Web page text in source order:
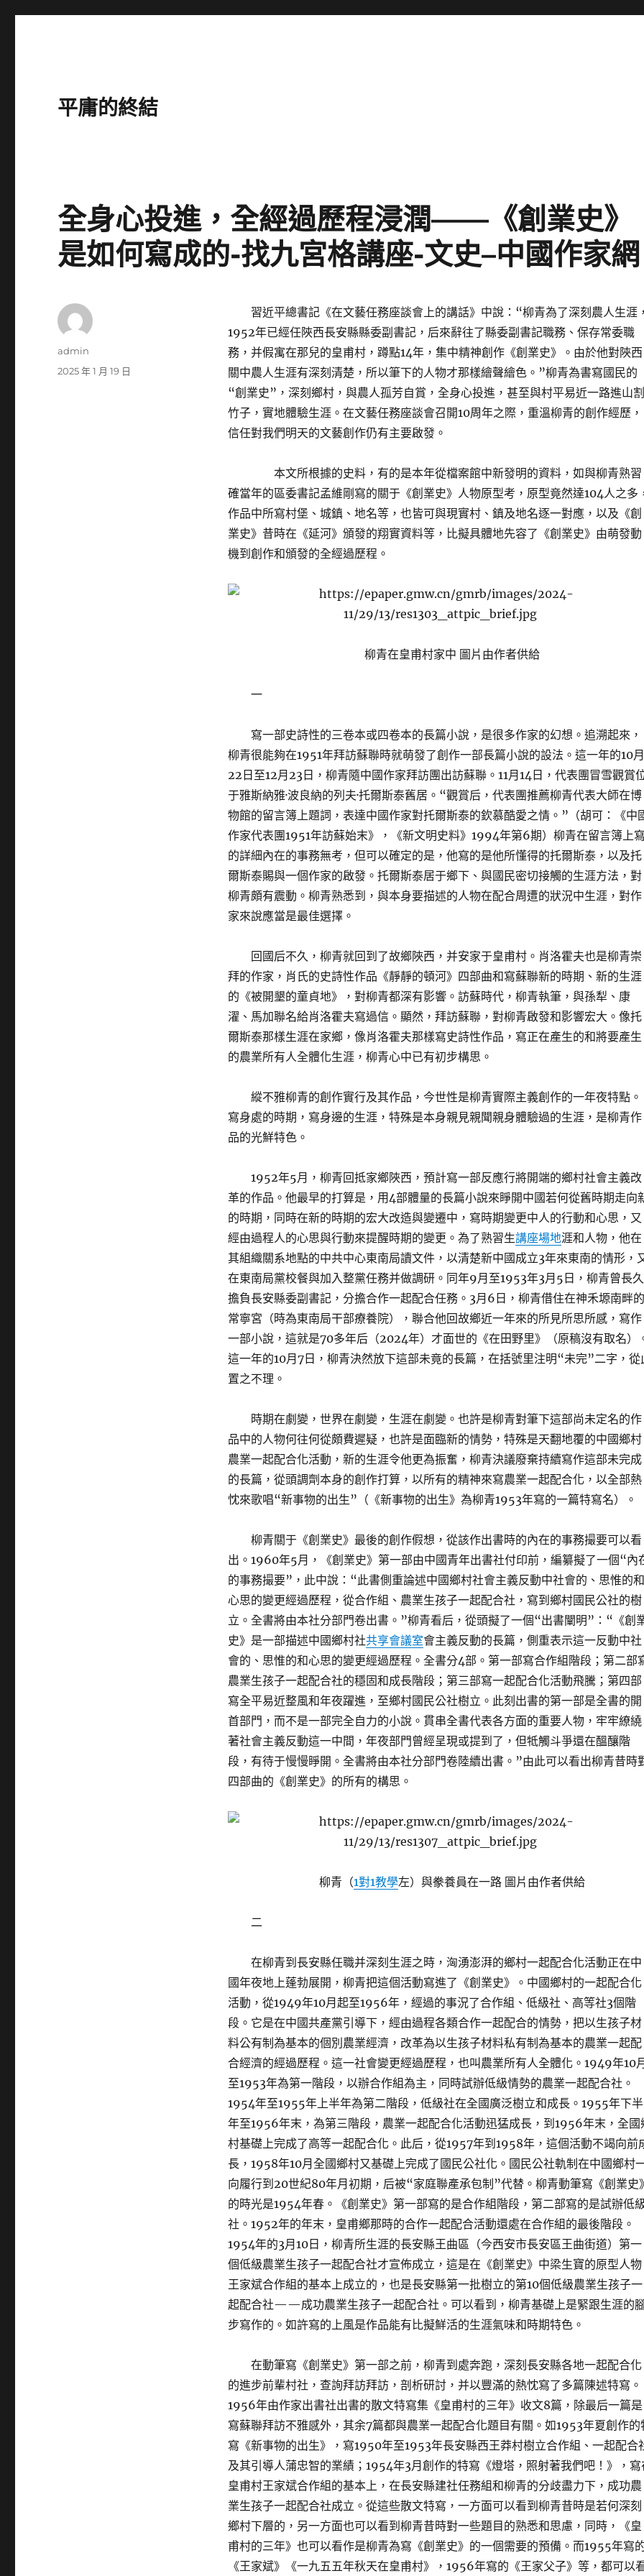
平庸的終結
全身心投進，全經過歷程浸潤——《創業史》
是如何寫成的-找九宮格講座-文史–中國作家網
習近平總書記《在文藝任務座談會上的講話》中說：“柳青為了深刻農人生涯
1952年已經任陜西長安縣縣委副書記，后來辭往了縣委副書記職務、保存常委職
務，并假寓在那兒的皇甫村，蹲點14年，集中精神創作《創業史》。由於他對陜西
關中農人生涯有深刻清楚，所以筆下的人物才那樣繪聲繪色。”柳青為書寫國民的
“創業史”，深刻鄉村，與農人孤芳自賞，全身心投進，甚至與村平易近一路進山割
竹子，實地體驗生涯。在文藝任務座談會召開10周年之際，重溫柳青的創作經歷，
信任對我們明天的文藝創作仍有主要啟發。
本文所根據的史料，有的是本年從檔案館中新發明的資料，如與柳青熟習
確當年的區委書記孟維剛寫的關于《創業史》人物原型考，原型竟然達104人之多
作品中所寫村堡、城鎮、地名等，也皆可與現實村、鎮及地名逐一對應，以及《創
業史》昔時在《延河》頒發的翔實資料等，比擬具體地先容了《創業史》由萌發動
機到創作和頒發的全經過歷程。
柳青在皇甫村家中 圖片由作者供給
一
寫一部史詩性的三卷本或四卷本的長篇小說，是很多作家的幻想。追溯起來，
柳青很能夠在1951年拜訪蘇聯時就萌發了創作一部長篇小說的設法。這一年的10月
22日至12月23日，柳青隨中國作家拜訪團出訪蘇聯。11月14日，代表團冒雪觀賞
于雅斯納雅·波良納的列夫·托爾斯泰舊居。“觀賞后，代表團推薦柳青代表大師在博
物館的留言簿上題詞，表達中國作家對托爾斯泰的欽慕酷愛之情。”（胡可：《中
作家代表團1951年訪蘇始末》，《新文明史料》1994年第6期）柳青在留言簿上
的詳細內在的事務無考，但可以確定的是，他寫的是他所懂得的托爾斯泰，以及托
爾斯泰賜與一個作家的啟發。托爾斯泰居于鄉下、與國民密切接觸的生涯方法，對
柳青頗有震動。柳青熟悉到，與本身要描述的人物在配合周遭的狀況中生涯，對作
家來說應當是最佳選擇。
回國后不久，柳青就回到了故鄉陜西，并安家于皇甫村。肖洛霍夫也是柳青崇
拜的作家，肖氏的史詩性作品《靜靜的頓河》四部曲和寫蘇聯新的時期、新的生涯
的《被開墾的童貞地》，對柳青都深有影響。訪蘇時代，柳青執筆，與孫犁、康
濯、馬加聯名給肖洛霍夫寫過信。顯然，拜訪蘇聯，對柳青啟發和影響宏大。像托
爾斯泰那樣生涯在家鄉，像肖洛霍夫那樣寫史詩性作品，寫正在產生的和將要產生
的農業所有人全體化生涯，柳青心中已有初步構思。
縱不雅柳青的創作實行及其作品，今世性是柳青實際主義創作的一年夜特點。
寫身處的時期，寫身邊的生涯，特殊是本身親見親聞親身體驗過的生涯，是柳青作
品的光鮮特色。
1952年5月，柳青回抵家鄉陜西，預計寫一部反應行將開端的鄉村社會主義改
革的作品。他最早的打算是，用4部體量的長篇小說來睜開中國若何從舊時期走向
的時期，同時在新的時期的宏大改造與變遷中，寫時期變更中人的行動和心思，又
經由過程人的心思與行動來提醒時期的變更。為了熟習生講座場地涯和人物，他在
其組織關系地點的中共中心東南局讀文件，以清楚新中國成立3年來東南的情形，
在東南局黨校餐與加入整黨任務并做調研。同年9月至1953年3月5日，柳青曾長久
擔負長安縣委副書記，分擔合作一起配合任務。3月6日，柳青借住在神禾塬南畔的
常寧宮（時為東南局干部療養院），聯合他回故鄉近一年來的所見所思所感，寫作
一部小說，這就是70多年后（2024年）才面世的《在田野里》（原稿沒有取名）
這一年的10月7日，柳青決然放下這部未竟的長篇，在括號里注明“未完”二字，從
置之不理。
時期在劇變，世界在劇變，生涯在劇變。也許是柳青對筆下這部尚未定名的作
品中的人物何往何從頗費遲疑，也許是面臨新的情勢，特殊是天翻地覆的中國鄉村
農業一起配合化活動，新的生涯令他更為振奮，柳青決議廢棄持續寫作這部未完成
的長篇，從頭調劑本身的創作打算，以所有的精神來寫農業一起配合化，以全部熱
忱來歌唱“新事物的出生”（《新事物的出生》為柳青1953年寫的一篇特寫名）。
柳青關于《創業史》最後的創作假想，從該作出書時的內在的事務撮要可以看
出。1960年5月，《創業史》第一部由中國青年出書社付印前，編纂擬了一個“內
的事務撮要”，此中說：“此書側重論述中國鄉村社會主義反動中社會的、思惟的和
心思的變更經過歷程，從合作組、農業生孩子一起配合社，寫到鄉村國民公社的樹
立。全書將由本社分部門卷出書。”柳青看后，從頭擬了一個“出書闡明”：“《創
史》是一部描述中國鄉村社共享會議室會主義反動的長篇，側重表示這一反動中社
會的、思惟的和心思的變更經過歷程。全書分4部。第一部寫合作組階段；第二部
農業生孩子一起配合社的穩固和成長階段；第三部寫一起配合化活動飛騰；第四部
寫全平易近整風和年夜躍進，至鄉村國民公社樹立。此刻出書的第一部是全書的開
首部門，而不是一部完全自力的小說。貫串全書代表各方面的重要人物，牢牢繚繞
著社會主義反動這一中間，年夜部門曾經呈現或提到了，但牴觸斗爭還在醞釀階
段，有待于慢慢睜開。全書將由本社分部門卷陸續出書。”由此可以看出柳青昔時
四部曲的《創業史》的所有的構思。
柳青（1對1教學左）與豢養員在一路 圖片由作者供給
二
在柳青到長安縣任職并深刻生涯之時，洶湧澎湃的鄉村一起配合化活動正在中
國年夜地上蓬勃展開，柳青把這個活動寫進了《創業史》。中國鄉村的一起配合化
活動，從1949年10月起至1956年，經過的事況了合作組、低級社、高等社3個階
段。它是在中國共產黨引導下，經由過程各類合作一起配合的情勢，把以生孩子材
料公有制為基本的個別農業經濟，改革為以生孩子材料私有制為基本的農業一起配
合經濟的經過歷程。這一社會變更經過歷程，也叫農業所有人全體化。1949年10
至1953年為第一階段，以辦合作組為主，同時試辦低級情勢的農業一起配合社。
1954年至1955年上半年為第二階段，低級社在全國廣泛樹立和成長。1955年下半
年至1956年末，為第三階段，農業一起配合化活動迅猛成長，到1956年末，全國
村基礎上完成了高等一起配合化。此后，從1957年到1958年，這個活動不竭向前
長，1958年10月全國鄉村又基礎上完成了國民公社化。國民公社軌制在中國鄉村
向履行到20世紀80年月初期，后被“家庭聯產承包制”代替。柳青動筆寫《創業史
的時光是1954年春。《創業史》第一部寫的是合作組階段，第二部寫的是試辦低
社。1952年的年末，皇甫鄉那時的合作一起配合活動還處在合作組的最後階段。
1954年的3月10日，柳青所生涯的長安縣王曲區（今西安市長安區王曲街道）第一
個低級農業生孩子一起配合社才宣佈成立，這是在《創業史》中梁生寶的原型人物
王家斌合作組的基本上成立的，也是長安縣第一批樹立的第10個低級農業生孩子一
起配合社——成功農業生孩子一起配合社。可以看到，柳青基礎上是緊跟生涯的
步寫作的。如許寫的上風是作品能有比擬鮮活的生涯氣味和時期特色。
在動筆寫《創業史》第一部之前，柳青到處奔跑，深刻長安縣各地一起配合化
的進步前輩村社，查詢拜訪拜訪，剖析研討，并以豐滿的熱忱寫了多篇陳述特寫。
1956年由作家出書社出書的散文特寫集《皇甫村的三年》收文8篇，除最后一篇是
寫蘇聯拜訪不雅感外，其余7篇都與農業一起配合化題目有關。如1953年夏創作的
寫《新事物的出生》，寫1950年至1953年長安縣西王莽村樹立合作組、一起配合
及其引導人蒲忠智的業績；1954年3月創作的特寫《燈塔，照射著我們吧！》，寫
皇甫村王家斌合作組的基本上，在長安縣建社任務組和柳青的分歧盡力下，成功農
業生孩子一起配合社成立。從這些散文特寫，一方面可以看到柳青昔時是若何深刻
鄉村下層的，另一方面也可以看到柳青昔時對一些題目的熟悉和思慮，同時，《皇
甫村的三年》也可以看作是柳青為寫《創業史》的一個需要的預備。而1955年寫
《王家斌》《一九五五年秋天在皇甫村》，1956年寫的《王家父子》等，都可以
作
admin
發
2025 年 1 月 19 日